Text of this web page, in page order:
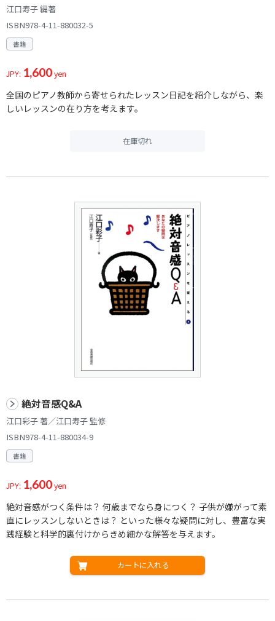
江口寿子 編著
ISBN978-4-11-880032-5
書籍
JPY: 1,600yen
全国のピアノ教師から寄せられたレッスン日記を紹介しながら、楽
しいレッスンの在り方を考えます。
在庫切れ
絶対音感Q&A
江口彩子 著／江口寿子 監修
ISBN978-4-11-880034-9
書籍
JPY: 1,600yen
絶対音感がつく条件は？ 何歳までなら身につく？ 子供が嫌がって素
直にレッスンしないときは？ といった様々な疑問に対し、豊富な実
践経験と科学的裏付けからきめ細かな解答を与えます。
カートに入れる